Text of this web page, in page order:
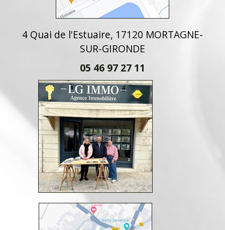
4 Quai de l'Estuaire, 17120 MORTAGNE-
SUR-GIRONDE
05 46 97 27 11